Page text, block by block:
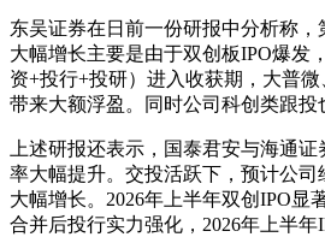
东吴证券在日前一份研报中分析称
大幅增长主要是由于双创板IPO爆发
资+投行+投研）进入收获期，大普
带来大额浮盈。同时公司科创类跟投
上述研报还表示，国泰君安与海通
率大幅提升。交投活跃下，预计公
大幅增长。2026年上半年双创IPO显
合并后投行实力强化，2026年上半年